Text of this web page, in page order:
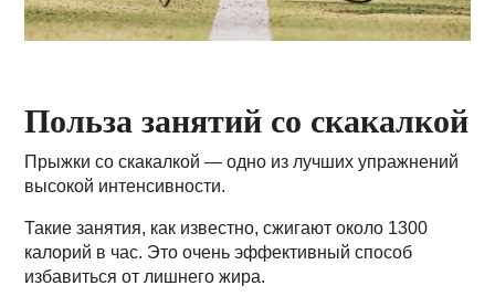
Польза занятий со скакалкой
Прыжки со скакалкой — одно из лучших упражнений
высокой интенсивности.
Такие занятия, как известно, сжигают около 1300
калорий в час. Это очень эффективный способ
избавиться от лишнего жира.